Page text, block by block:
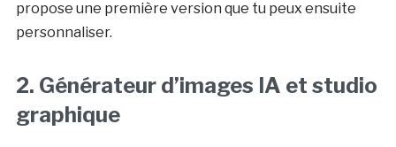
propose une première version que tu peux ensuite
personnaliser.
2. Générateur d’images IA et studio
graphique